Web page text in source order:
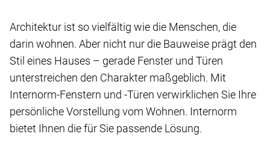
Architektur ist so vielfältig wie die Menschen, die
darin wohnen. Aber nicht nur die Bauweise prägt den
Stil eines Hauses – gerade Fenster und Türen
unterstreichen den Charakter maßgeblich. Mit
Internorm-Fenstern und -Türen verwirklichen Sie Ihre
persönliche Vorstellung vom Wohnen. Internorm
bietet Ihnen die für Sie passende Lösung.